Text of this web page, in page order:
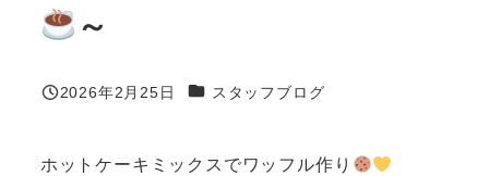
～
投稿日
2026年2月25日 カテゴリー
スタッフブログ
ホットケーキミックスでワッフル作り